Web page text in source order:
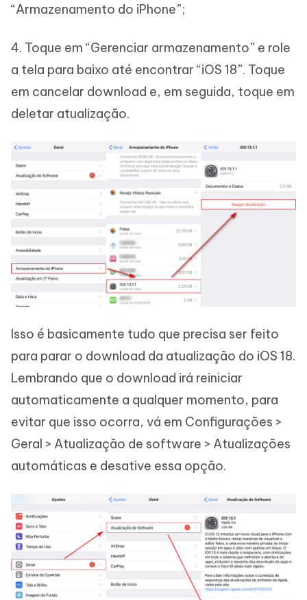
“Armazenamento do iPhone”;
4. Toque em “Gerenciar armazenamento” e role
a tela para baixo até encontrar “iOS 18”. Toque
em cancelar download e, em seguida, toque em
deletar atualização.
Isso é basicamente tudo que precisa ser feito
para parar o download da atualização do iOS 18.
Lembrando que o download irá reiniciar
automaticamente a qualquer momento, para
evitar que isso ocorra, vá em Configurações >
Geral > Atualização de software > Atualizações
automáticas e desative essa opção.